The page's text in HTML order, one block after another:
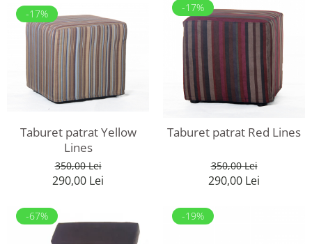
-17%
Taburet patrat Yellow
Lines
350,00 Lei
290,00 Lei
-17%
Taburet patrat Red Lines
350,00 Lei
290,00 Lei
-67% -19%